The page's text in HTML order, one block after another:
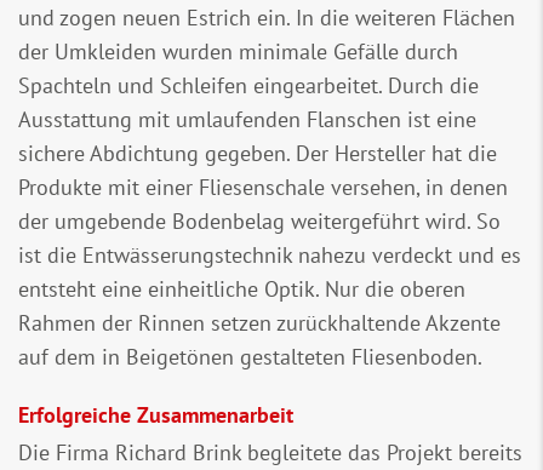
und zogen neuen Estrich ein. In die weiteren Flächen
der Umkleiden wurden minimale Gefälle durch
Spachteln und Schleifen eingearbeitet. Durch die
Ausstattung mit umlaufenden Flanschen ist eine
sichere Abdichtung gegeben. Der Hersteller hat die
Produkte mit einer Fliesenschale versehen, in denen
der umgebende Bodenbelag weitergeführt wird. So
ist die Entwässerungstechnik nahezu verdeckt und es
entsteht eine einheitliche Optik. Nur die oberen
Rahmen der Rinnen setzen zurückhaltende Akzente
auf dem in Beigetönen gestalteten Fliesenboden.
Erfolgreiche Zusammenarbeit
Die Firma Richard Brink begleitete das Projekt bereits